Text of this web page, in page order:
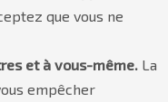
que vous ne
et à vous-même. La
empêcher